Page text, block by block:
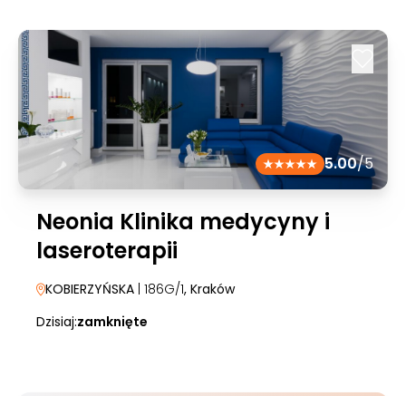
5.00/5
Neonia Klinika medycyny i
laseroterapii
KOBIERZYŃSKA | 186G/1, Kraków
Dzisiaj:zamknięte